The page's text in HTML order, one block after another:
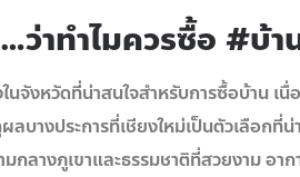
ว่าทำไมควรซื้อ #บ้า
ในจังหวัดที่น่าสนใจสำหรับการซื้อบ้าน
ลบางประการที่เชียงใหม่เป็นตัวเลือกที่
กลางภูเขาและธรรมชาติที่สวยงาม อา